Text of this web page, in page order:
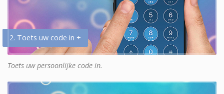
2. Toets uw code in +
Toets uw persoonlijke code in.